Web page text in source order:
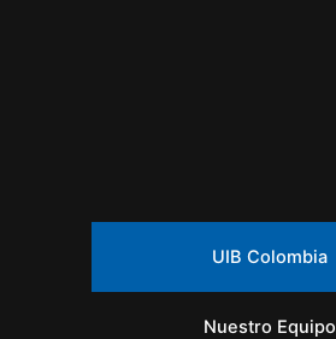
UIB Colombia
Nuestro Equipo